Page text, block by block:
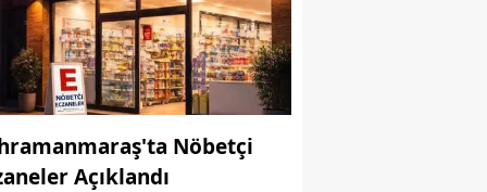
Nöbetçi
Açıklandı